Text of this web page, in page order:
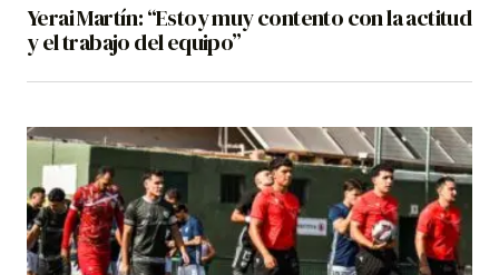
Yerai Martín: “Estoy muy contento con la actitud
y el trabajo del equipo”